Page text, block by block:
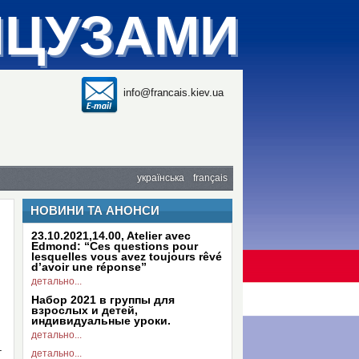
info@francais.kiev.ua
українська français
НОВИНИ ТА АНОНСИ
23.10.2021,14.00, Atelier avec
Edmond: “Ces questions pour
lesquelles vous avez toujours rêvé
d’avoir une réponse”
детально...
Набор 2021 в группы для
взрослых и детей,
индивидуальные уроки.
детально...
детально...